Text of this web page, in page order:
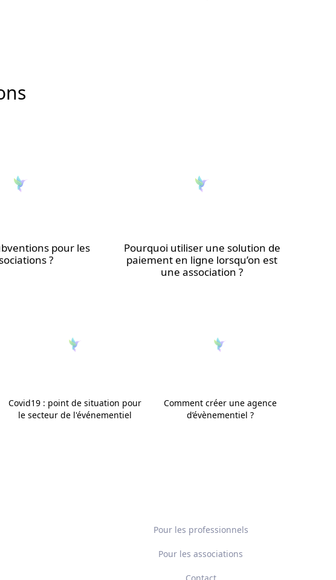
pour les
?
Pourquoi utiliser une solution de
paiement en ligne lorsqu’on est
une association ?
Covid19 : point de situation pour
le secteur de l'événementiel
Comment créer une agence
d’évènementiel ?
Pour les professionnels
Pour les associations